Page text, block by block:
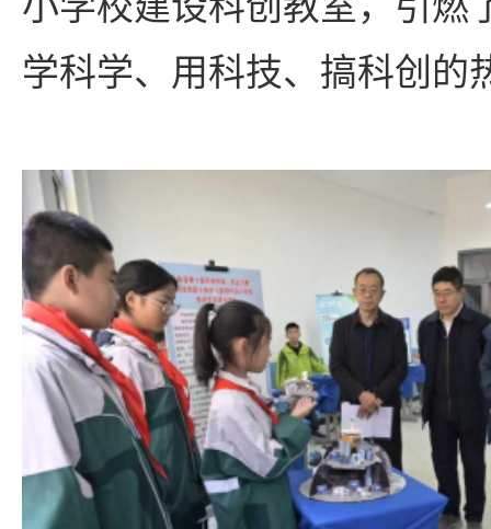
学科学、用科技、搞科创的